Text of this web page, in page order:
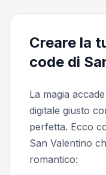
Creare la
code di
La magia
digitale giusto
perfetta. Ecco
San Valentino
romantico: